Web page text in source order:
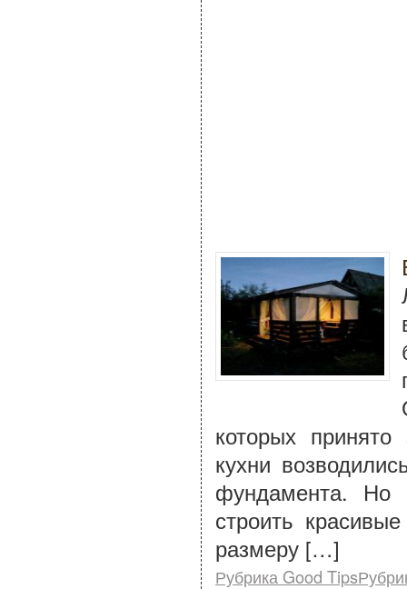
которых принято
кухни
фундамента. Но
строить
размеру […]
Рубрика Good